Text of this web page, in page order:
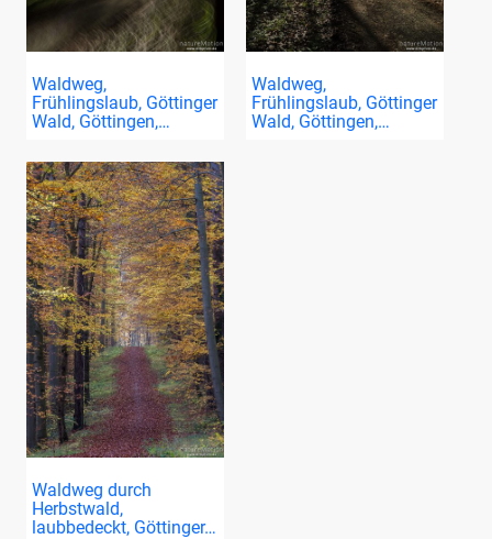
Waldweg,
Frühlingslaub, Göttinger
Wald, Göttingen,…
Waldweg,
Frühlingslaub, Göttinger
Wald, Göttingen,…
Waldweg durch
Herbstwald,
laubbedeckt, Göttinger…